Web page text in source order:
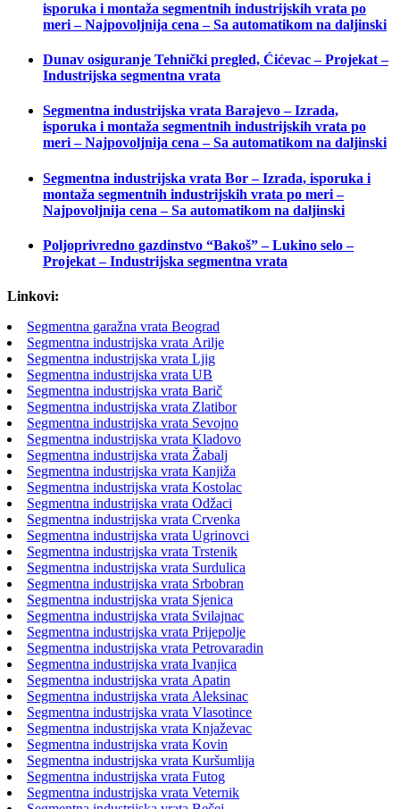
isporuka i montaža segmentnih industrijskih vrata po
meri – Najpovoljnija cena – Sa automatikom na daljinski
Dunav osiguranje Tehnički pregled, Ćićevac – Projekat –
Industrijska segmentna vrata
Segmentna industrijska vrata Barajevo – Izrada,
isporuka i montaža segmentnih industrijskih vrata po
meri – Najpovoljnija cena – Sa automatikom na daljinski
Segmentna industrijska vrata Bor – Izrada, isporuka i
montaža segmentnih industrijskih vrata po meri –
Najpovoljnija cena – Sa automatikom na daljinski
Poljoprivredno gazdinstvo “Bakoš” – Lukino selo –
Projekat – Industrijska segmentna vrata
Linkovi:
Segmentna garažna vrata Beograd
Segmentna industrijska vrata Arilje
Segmentna industrijska vrata Ljig
Segmentna industrijska vrata UB
Segmentna industrijska vrata Barič
Segmentna industrijska vrata Zlatibor
Segmentna industrijska vrata Sevojno
Segmentna industrijska vrata Kladovo
Segmentna industrijska vrata Žabalj
Segmentna industrijska vrata Kanjiža
Segmentna industrijska vrata Kostolac
Segmentna industrijska vrata Odžaci
Segmentna industrijska vrata Crvenka
Segmentna industrijska vrata Ugrinovci
Segmentna industrijska vrata Trstenik
Segmentna industrijska vrata Surdulica
Segmentna industrijska vrata Srbobran
Segmentna industrijska vrata Sjenica
Segmentna industrijska vrata Svilajnac
Segmentna industrijska vrata Prijepolje
Segmentna industrijska vrata Petrovaradin
Segmentna industrijska vrata Ivanjica
Segmentna industrijska vrata Apatin
Segmentna industrijska vrata Aleksinac
Segmentna industrijska vrata Vlasotince
Segmentna industrijska vrata Knjaževac
Segmentna industrijska vrata Kovin
Segmentna industrijska vrata Kuršumlija
Segmentna industrijska vrata Futog
Segmentna industrijska vrata Veternik